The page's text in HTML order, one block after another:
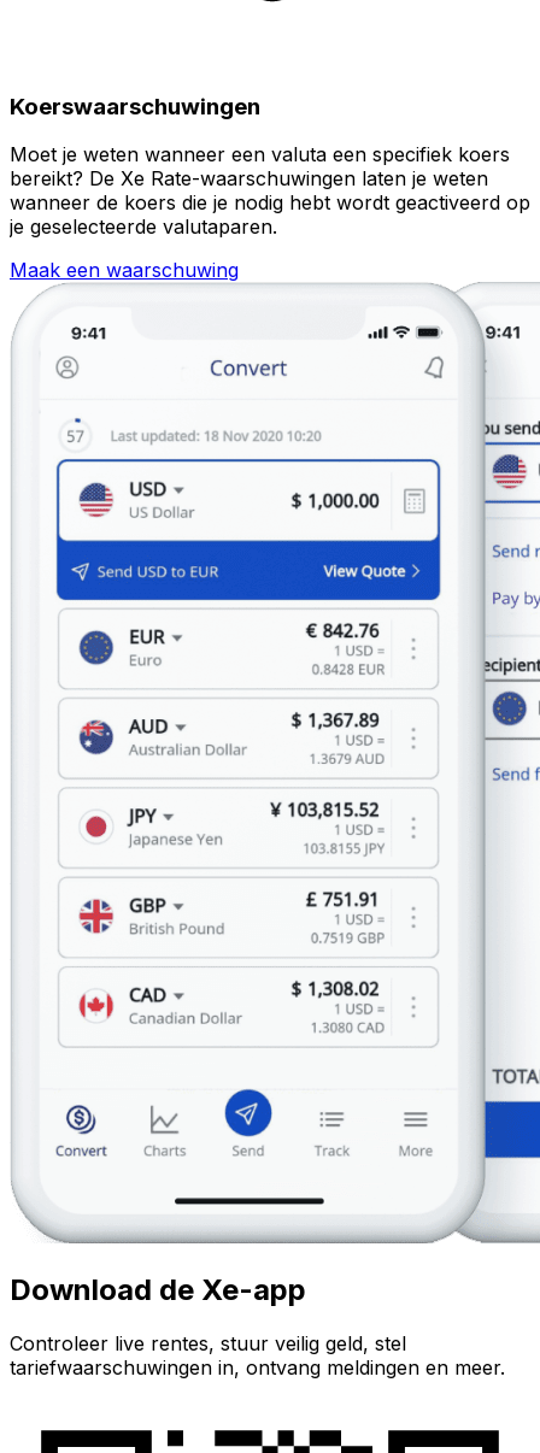
Koerswaarschuwingen
Moet je weten wanneer een valuta een specifiek koers
bereikt? De Xe Rate-waarschuwingen laten je weten
wanneer de koers die je nodig hebt wordt geactiveerd op
je geselecteerde valutaparen.
Maak een waarschuwing
Download de Xe-app
Controleer live rentes, stuur veilig geld, stel
tariefwaarschuwingen in, ontvang meldingen en meer.